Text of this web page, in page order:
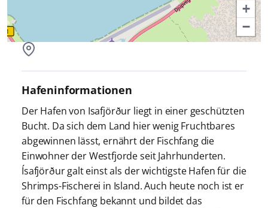
+
−
Hafeninformationen
Der Hafen von Isafjörður liegt in einer geschützten
Bucht. Da sich dem Land hier wenig Fruchtbares
abgewinnen lässt, ernährt der Fischfang die
Einwohner der Westfjorde seit Jahrhunderten.
Ísafjörður galt einst als der wichtigste Hafen für die
Shrimps-Fischerei in Island. Auch heute noch ist er
für den Fischfang bekannt und bildet das